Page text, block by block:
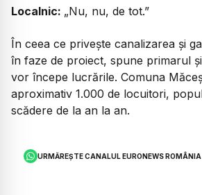
Localnic: „Nu, nu, de tot.”
În ceea ce privește canalizarea și
în faze de proiect, spune primarul
vor începe lucrările. Comuna
aproximativ 1.000 de locuitori,
scădere de la an la an.
URMĂREȘTE CANALUL EURONEWS